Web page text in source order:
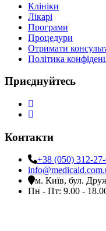
Клініки
Лікарі
Програми
Процедури
Отримати
Політика
Приєднуйтесь
Контакти
+38 (050) 312-
м. Київ, бул.
Пн - Пт: 9.00 -